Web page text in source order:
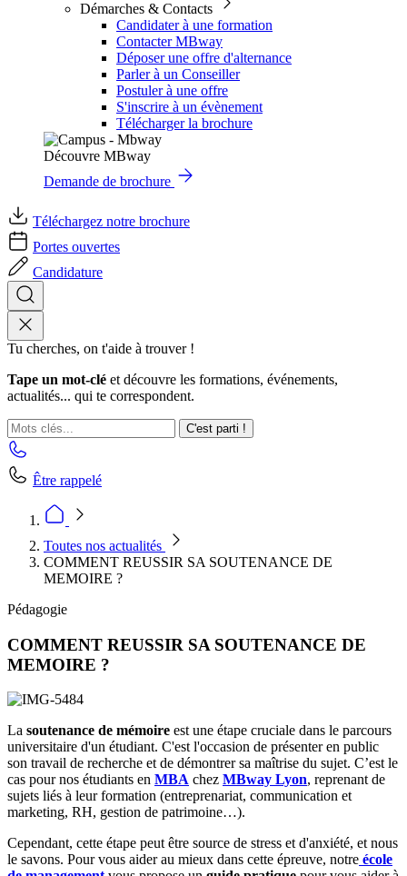
Démarches & Contacts
Candidater à une formation
Contacter MBway
Déposer une offre d'alternance
Parler à un Conseiller
Postuler à une offre
S'inscrire à un évènement
Télécharger la brochure
Découvre MBway
Demande de brochure
Téléchargez notre brochure
Portes ouvertes
Candidature
Tu cherches, on t'aide à trouver !
Tape un mot-clé et découvre les formations, événements,
actualités... qui te correspondent.
C'est parti !
Être rappelé
Toutes nos actualités
COMMENT REUSSIR SA SOUTENANCE DE
MEMOIRE ?
Pédagogie
COMMENT REUSSIR SA SOUTENANCE DE
MEMOIRE ?
La soutenance de mémoire est une étape cruciale dans le parcours
universitaire d'un étudiant. C'est l'occasion de présenter en public
son travail de recherche et de démontrer sa maîtrise du sujet. C’est le
cas pour nos étudiants en MBA chez MBway Lyon, reprenant de
sujets liés à leur formation (entreprenariat, communication et
marketing, RH, gestion de patrimoine…).
Cependant, cette étape peut être source de stress et d'anxiété, et nous
le savons. Pour vous aider au mieux dans cette épreuve, notre école